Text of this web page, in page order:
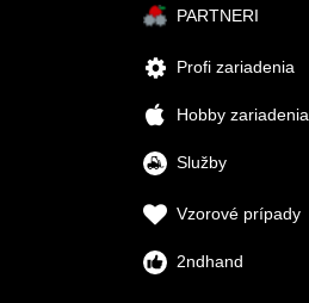
PARTNERI
Profi zariadenia
Hobby zariadenia
Služby
Vzorové prípady
2ndhand